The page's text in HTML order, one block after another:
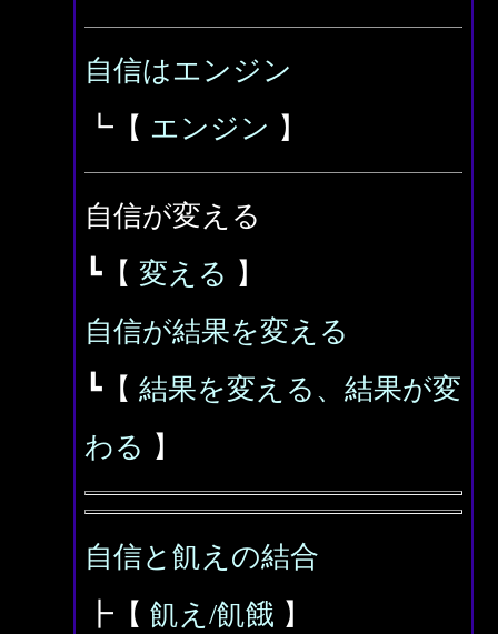
自信はエンジン
┗【 エンジン 】
自信が変える
┗【 変える 】
自信が結果を変える
┗【 結果を変える、結果が変
わる 】
自信と飢えの結合
┣【 飢え/飢餓 】